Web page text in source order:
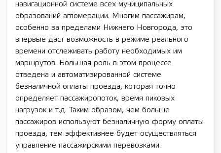
навигационной системе всех муниципальных
образований агломерации. Многим пассажирам,
особенно за пределами Нижнего Новгорода, это
впервые даст возможность в режиме реального
времени отслеживать работу необходимых им
маршрутов. Большая роль в этом процессе
отведена и автоматизированной системе
безналичной оплаты проезда, которая точно
определяет пассажиропоток, время пиковых
нагрузок и т.д. Таким образом, чем больше
пассажиров используют безналичную форму оплаты
проезда, тем эффективнее будет осуществляться
управление пассажирскими перевозками.